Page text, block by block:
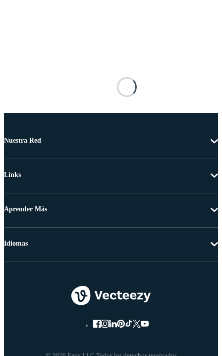
Nuestra Red
Links
Aprender Más
Idiomas